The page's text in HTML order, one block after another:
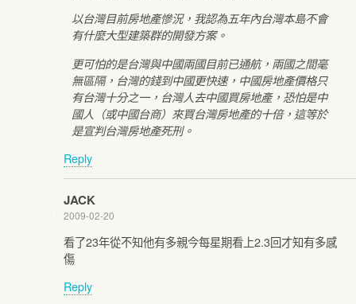
以台灣目前房地產慘況，我認為五年內台灣本島不會
有什麼大型建築群的開發方案。
更可怕的是台灣與中國兩國目前已通航，兩國之間毫
無區隔，台灣的錢到中國更快速，中國房地產價格只
有台灣十分之一，台灣人去中國買房地產，恐怕是中
國人（或中國台商）來買台灣房地產的十倍，這等於
是宣判台灣房地產死刑。
Reply
JACK
2009-02-20
看了23年從不知他有多親今每星期看上2.3回才知有多感
傷
Reply